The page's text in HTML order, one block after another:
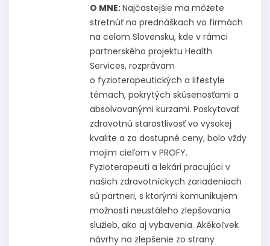
O MNE:Najčastejšie ma môžete
stretnúť na prednáškach vo firmách
na celom Slovensku, kde v rámci
partnerského projektu Health
Services, rozprávam
o fyzioterapeutických a lifestyle
témach, pokrytých skúsenosťami a
absolvovanými kurzami. Poskytovať
zdravotnú starostlivosť vo vysokej
kvalite a za dostupné ceny, bolo vždy
mojim cieľom v PROFY.
Fyzioterapeuti a lekári pracujúci v
našich zdravotníckych zariadeniach
sú partneri, s ktorými komunikujem
možnosti neustáleho zlepšovania
služieb, ako aj vybavenia. Akékoľvek
návrhy na zlepšenie zo strany